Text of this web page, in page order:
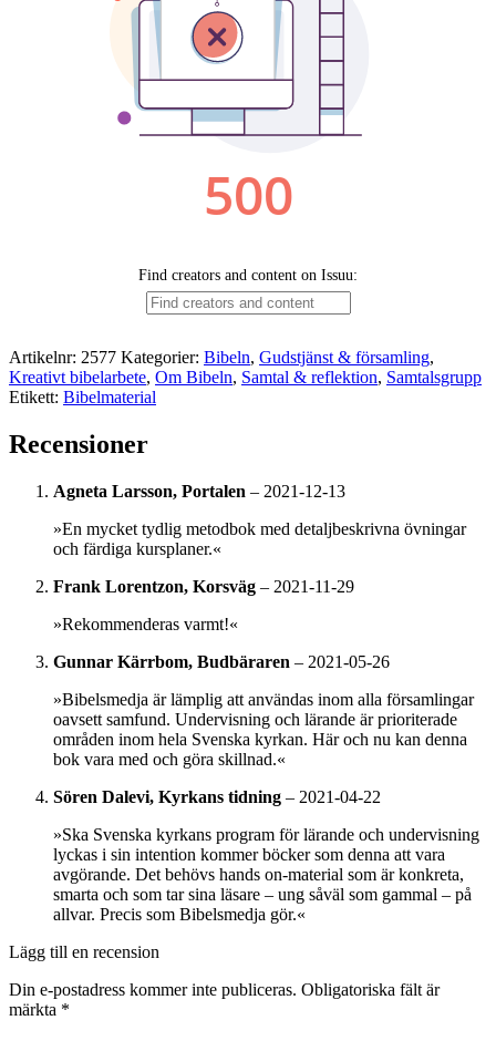
Artikelnr: 2577 Kategorier: Bibeln, Gudstjänst & församling,
Kreativt bibelarbete, Om Bibeln, Samtal & reflektion, Samtalsgrupp
Etikett: Bibelmaterial
Recensioner
Agneta Larsson, Portalen – 2021-12-13
»En mycket tydlig metodbok med detaljbeskrivna övningar
och färdiga kursplaner.«
Frank Lorentzon, Korsväg – 2021-11-29
»Rekommenderas varmt!«
Gunnar Kärrbom, Budbäraren – 2021-05-26
»Bibelsmedja är lämplig att användas inom alla församlingar
oavsett samfund. Undervisning och lärande är prioriterade
områden inom hela Svenska kyrkan. Här och nu kan denna
bok vara med och göra skillnad.«
Sören Dalevi, Kyrkans tidning – 2021-04-22
»Ska Svenska kyrkans program för lärande och undervisning
lyckas i sin intention kommer böcker som denna att vara
avgörande. Det behövs hands on-material som är konkreta,
smarta och som tar sina läsare – ung såväl som gammal – på
allvar. Precis som Bibelsmedja gör.«
Lägg till en recension
Din e-postadress kommer inte publiceras. Obligatoriska fält är
märkta *